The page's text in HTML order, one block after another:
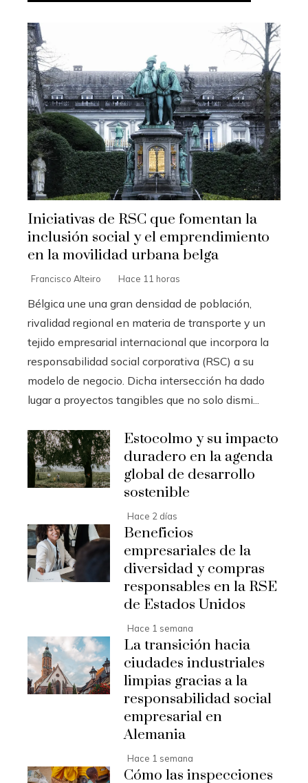
Iniciativas de RSC que fomentan la
inclusión social y el emprendimiento
en la movilidad urbana belga
Francisco Alteiro Hace 11 horas
Bélgica une una gran densidad de población,
rivalidad regional en materia de transporte y un
tejido empresarial internacional que incorpora la
responsabilidad social corporativa (RSC) a su
modelo de negocio. Dicha intersección ha dado
lugar a proyectos tangibles que no solo dismi...
Estocolmo y su impacto
duradero en la agenda
global de desarrollo
sostenible
Hace 2 días
Beneficios
empresariales de la
diversidad y compras
responsables en la RSE
de Estados Unidos
Hace 1 semana
La transición hacia
ciudades industriales
limpias gracias a la
responsabilidad social
empresarial en
Alemania
Hace 1 semana
Cómo las inspecciones